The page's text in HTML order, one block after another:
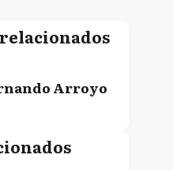
Arroyo